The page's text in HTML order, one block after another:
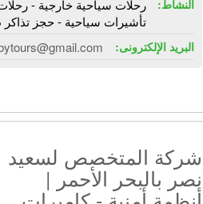
النشاط:
رحلات سياحية خارجية -
تأشيرات سياحية - حجز
البريد الإلكترونى:
شركة المتخصص لسعيد
نصر بالبحر الأحمر |